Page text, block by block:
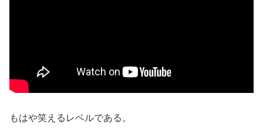
もはや笑えるレベルである。